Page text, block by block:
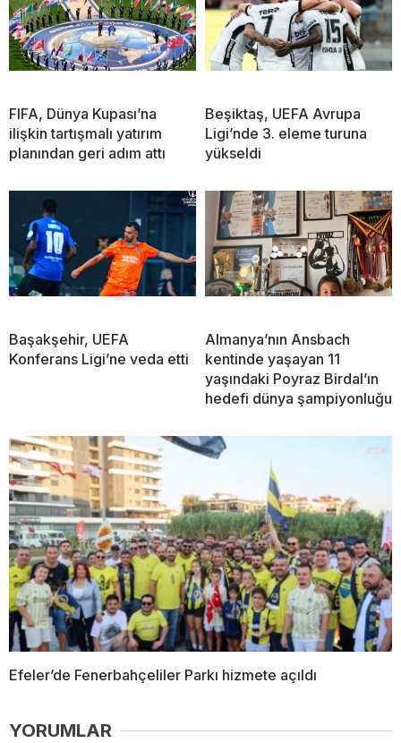
FIFA, Dünya Kupası’na
ilişkin tartışmalı yatırım
planından geri adım attı
Beşiktaş, UEFA Avrupa
Ligi’nde 3. eleme turuna
yükseldi
Başakşehir, UEFA
Konferans Ligi’ne veda etti
Almanya’nın Ansbach
kentinde yaşayan 11
yaşındaki Poyraz Birdal’ın
hedefi dünya şampiyonluğu
Efeler’de Fenerbahçeliler Parkı hizmete açıldı
YORUMLAR